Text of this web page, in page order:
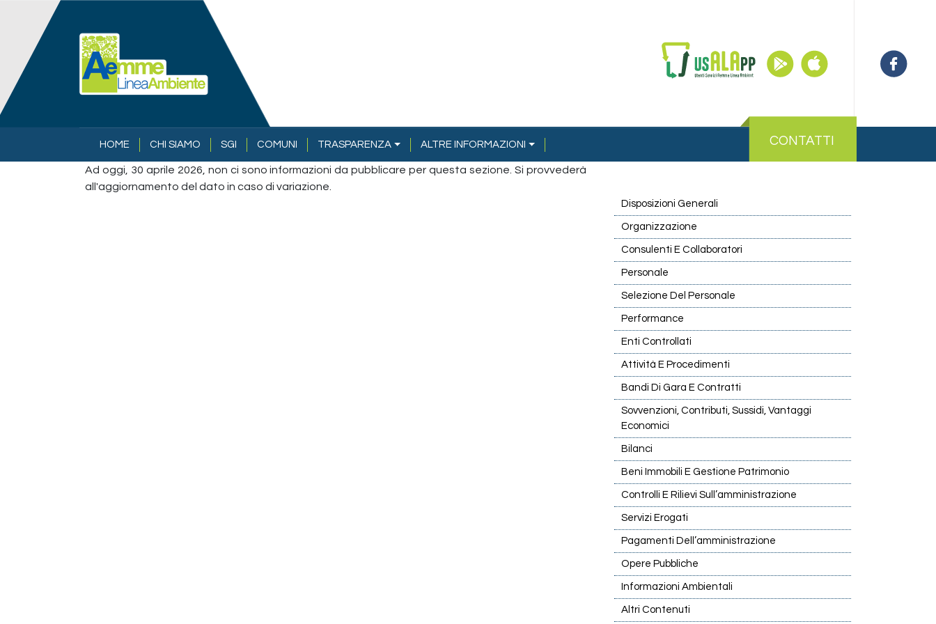
Salta al contenuto principale
NAVIGAZIONE PRINCIPALE
HOME CHI SIAMO SGI COMUNI TRASPARENZA ALTRE INFORMAZIONI CONTATTI
Ad oggi, 30 aprile 2026, non ci sono informazioni da pubblicare per questa sezione. Si provvederà
all'aggiornamento del dato in caso di variazione.
Disposizioni Generali
Organizzazione
Consulenti E Collaboratori
Personale
Selezione Del Personale
Performance
Enti Controllati
Attività E Procedimenti
Bandi Di Gara E Contratti
Sovvenzioni, Contributi, Sussidi, Vantaggi
Economici
Bilanci
Beni Immobili E Gestione Patrimonio
Controlli E Rilievi Sull’amministrazione
Servizi Erogati
Pagamenti Dell’amministrazione
Opere Pubbliche
Informazioni Ambientali
Altri Contenuti